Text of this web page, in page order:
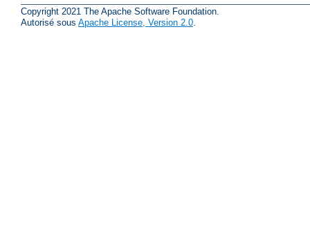
Copyright 2021 The Apache Software Foundation.
Autorisé sous Apache License, Version 2.0.